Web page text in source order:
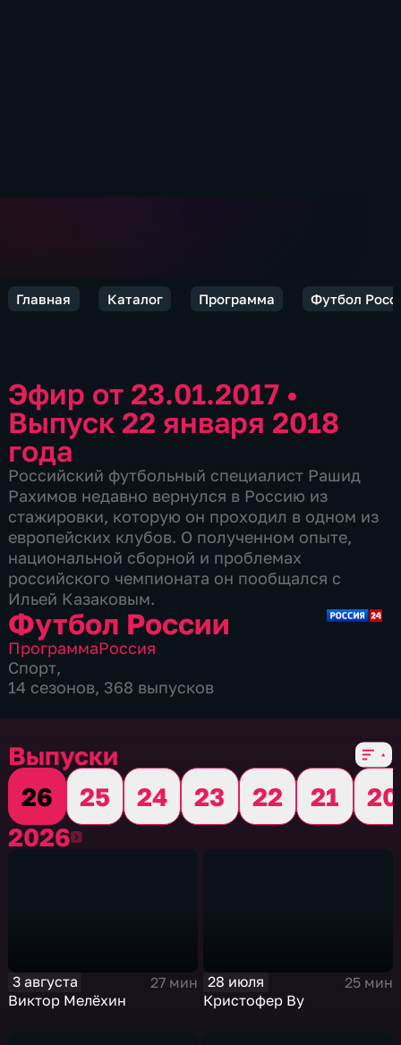
Главная Каталог Программа Футбол
Эфир от 23.01.2017 •
Выпуск 22 января 2018
года
Российский футбольный специалист Рашид
Рахимов недавно вернулся в Россию из
стажировки, которую он проходил в одном из
европейских клубов. О полученном опыте,
национальной сборной и проблемах
российского чемпионата он пообщался с
Ильей Казаковым.
Футбол России
ПрограммаРоссия
Спорт,
14 сезонов, 368 выпусков
Выпуски
26
25 24 23 22 21
20
20262026
3 августа
27 мин
Виктор Мелёхин
28 июля
25 мин
Кристофер Ву